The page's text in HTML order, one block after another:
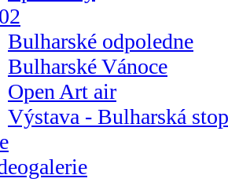
Bulharské odpoledne
Bulharské Vánoce
Open Art air
Výstava - Bulharská